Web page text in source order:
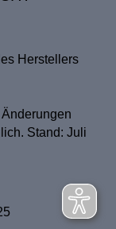
Herstellers
Stand: Juli